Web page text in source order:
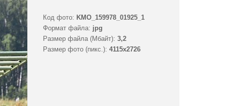
Код фото: KMO_159978_01925_1
Формат файла: jpg
Размер файла (Мбайт): 3,2
Размер фото (пикс.): 4115x2726